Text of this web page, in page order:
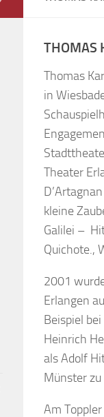
THOMAS
Thomas
in
Theater
kleine
Galilei –
Quichote.,
2001
Erlangen
Beispiel
Heinrich
als Adolf
Münster zu
Am